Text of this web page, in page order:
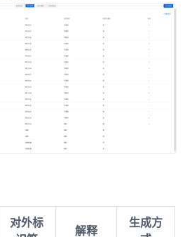
对外标
解释
生成方